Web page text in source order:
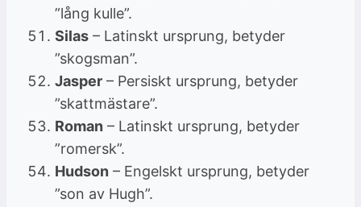
”lång kulle”.
Silas – Latinskt ursprung, betyder
”skogsman”.
Jasper – Persiskt ursprung, betyder
”skattmästare”.
Roman – Latinskt ursprung, betyder
”romersk”.
Hudson – Engelskt ursprung, betyder
”son av Hugh”.